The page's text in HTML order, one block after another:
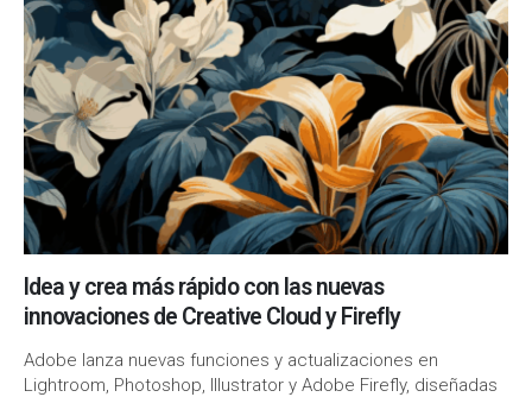
Idea y crea más rápido con las nuevas
innovaciones de Creative Cloud y Firefly
Adobe lanza nuevas funciones y actualizaciones en
Lightroom, Photoshop, Illustrator y Adobe Firefly, diseñadas